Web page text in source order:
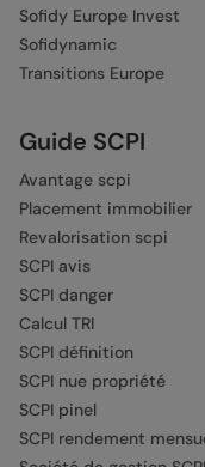
Sofidy Europe Invest
Sofidynamic
Transitions Europe
Guide SCPI
Avantage scpi
Placement immobilier
Revalorisation scpi
SCPI avis
SCPI danger
Calcul TRI
SCPI définition
SCPI nue propriété
SCPI pinel
SCPI rendement